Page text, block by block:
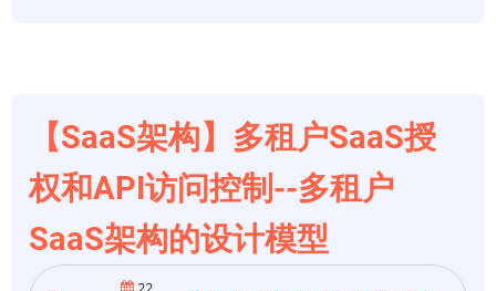
访
问
制-
-
【SaaS架构】多租户SaaS授
权和API访问控制--多租户
SaaS架构的设计模型